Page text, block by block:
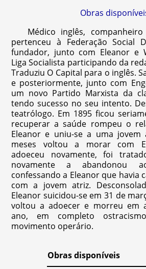
Obras
Médico inglês,
pertenceu à Federação Social
fundador, junto com Eleanor e
Liga Socialista participando da
Traduziu O Capital para o inglês.
e posteriormente, junto com
um novo Partido Marxista da
tendo sucesso no seu intento.
teatrólogo. Em 1895 ficou
recuperar a saúde rompeu o
Eleanor e uniu-se a uma jovem
meses voltou a morar com
adoeceu novamente, foi
novamente a abandonou
confessando a Eleanor que havia
com a jovem atriz.
Eleanor suicidou-se em 31 de
voltou a adoecer e morreu em
ano, em completo
movimento operário.
Obras disponíveis